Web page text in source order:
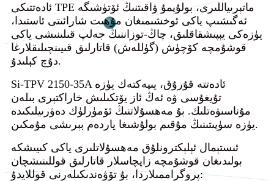
ئادەتتىكى TPE ماتېرىياللىرى، بولۇپمۇ ۋاقىتنىڭ ئۆتۈشىگە
ئەگىشىپ ياكى ئوخشىمىغان مۇھىت شارائىتى ئاستىدا،
يۈزەكى يېپىشقاقلىق، چاڭ-توزاننىڭ جەلپ قىلىنىشى ياكى
قوشۇمچە كۆچۈش (گۈللەش) قاتارلىق قىيىنچىلىقلارغا
دۇچ كېلىدۇ.
Si-TPV 2150-35A ئادەتتە قۇرۇق، يىپەكتەك يۈزە
تۇيغۇسى ۋە ئەڭ ئاز يۆتكىلىش خاراكتېرى بىلەن
مۇناسىۋەتلىك. بۇ مەھسۇلاتنىڭ ئۆمۈرلۈك دەۋرىيلىكىدە
يۈزە سۈپىتىنىڭ مۇقىم بولۇشىغا ياردەم بېرىشى مۇمكىن.
ئىستېمال ئېلېكترونلۇق مەھسۇلاتلىرى ياكى كىيىشكە
بولىدىغان قوشۇمچە زاپچاسلار قاتارلىق قوللىنىشچان
پروگراممىلاردا، بۇ تۆۋەندىكىلەرنى قوللايدۇ: